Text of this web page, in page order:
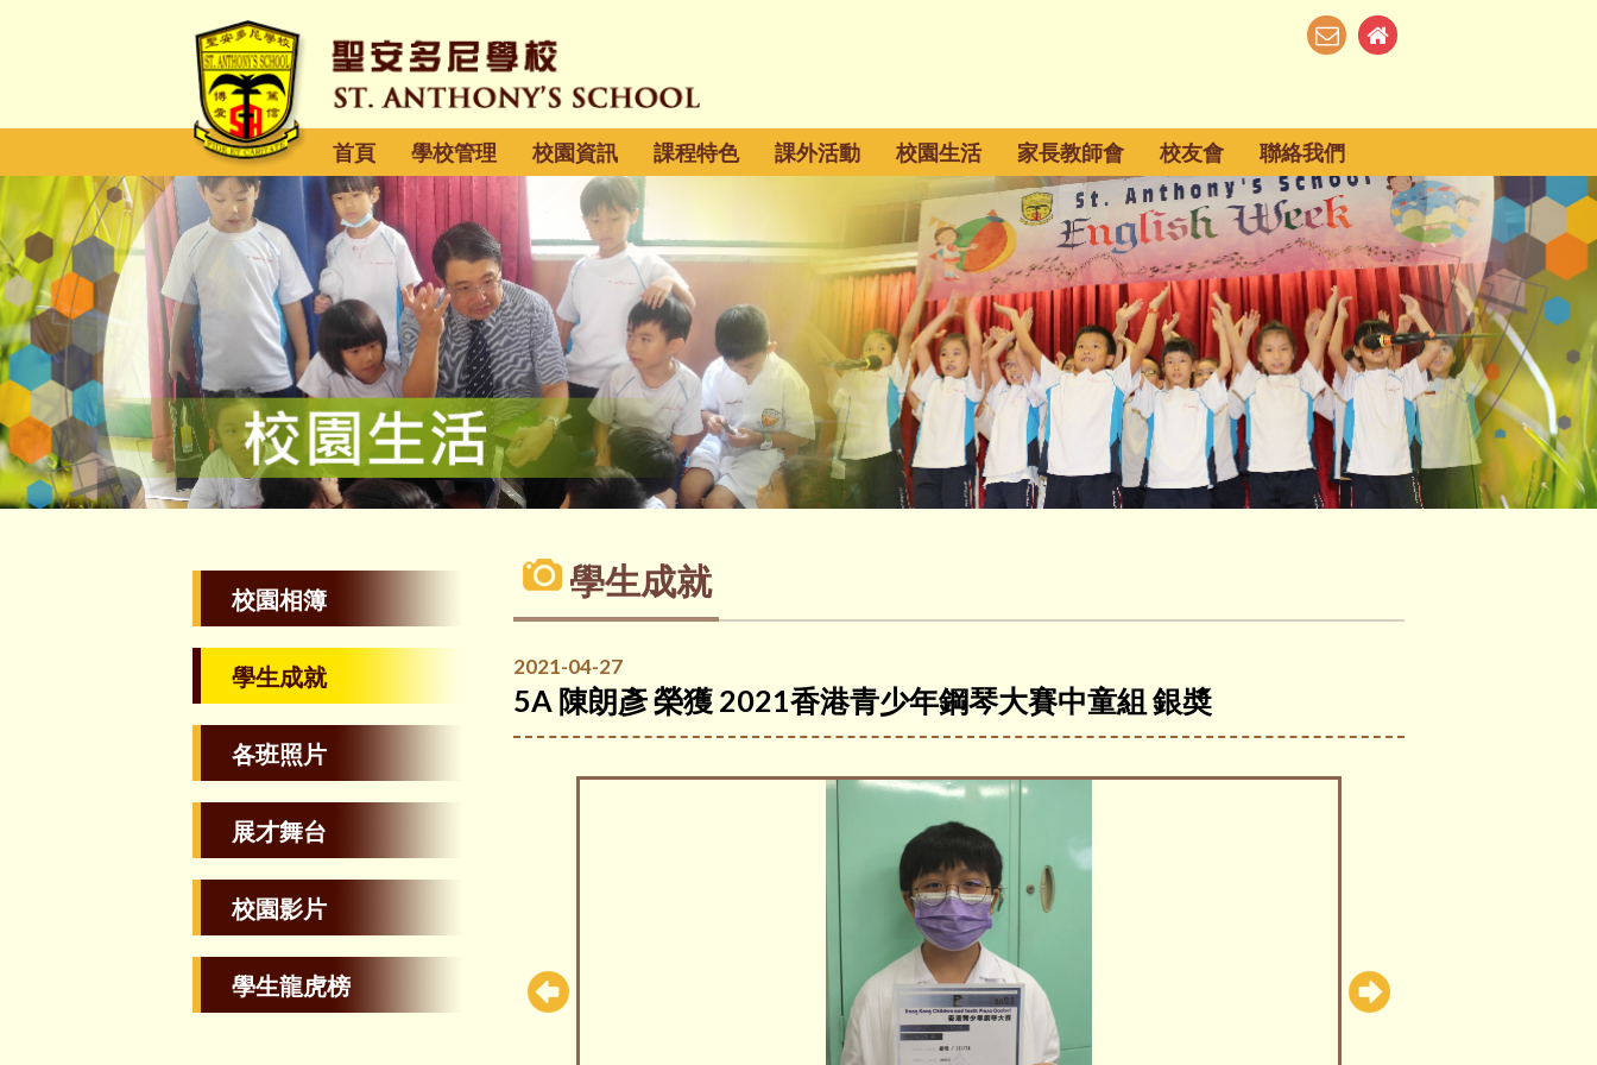
首頁 學校管理 校園資訊 課程特色 課外活動 校園生活 家長教師會 校友會 聯絡我們
校園相簿
學生成就
各班照片
展才舞台
校園影片
學生龍虎榜
學生成就
2021-04-27
5A 陳朗彥 榮獲 2021香港青少年鋼琴大賽中童組 銀奬